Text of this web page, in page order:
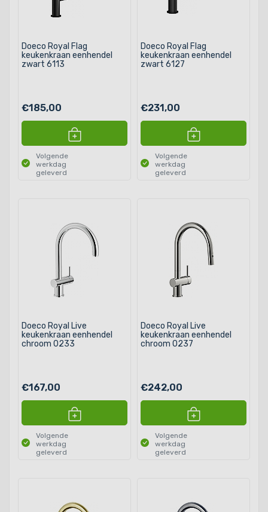
Doeco Royal Flag
keukenkraan eenhendel
zwart 6113
€185,00
Volgende
werkdag
geleverd
Doeco Royal Flag
keukenkraan eenhendel
zwart 6127
€231,00
Volgende
werkdag
geleverd
Doeco Royal Live
keukenkraan eenhendel
chroom 0233
€167,00
Volgende
werkdag
geleverd
Doeco Royal Live
keukenkraan eenhendel
chroom 0237
€242,00
Volgende
werkdag
geleverd